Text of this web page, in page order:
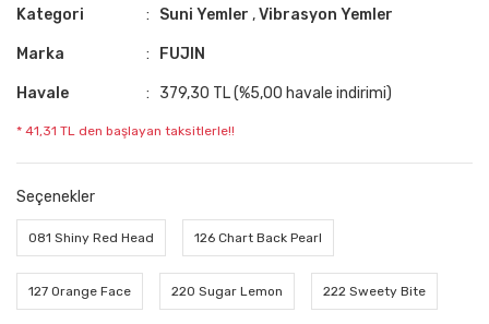
Kategori Suni Yemler ,Vibrasyon Yemler
Marka FUJIN
Havale 379,30 TL (%5,00 havale indirimi)
* 41,31 TL den başlayan taksitlerle!!
Seçenekler
081 Shiny Red Head 126 Chart Back Pearl
127 Orange Face 220 Sugar Lemon 222 Sweety Bite